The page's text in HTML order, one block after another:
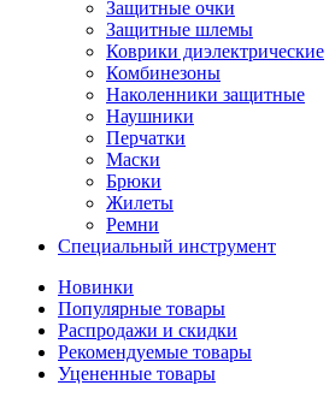
Защитные очки
Защитные шлемы
Коврики диэлектрические
Комбинезоны
Наколенники защитные
Наушники
Перчатки
Маски
Брюки
Жилеты
Ремни
Специальный инструмент
Новинки
Популярные товары
Распродажи и скидки
Рекомендуемые товары
Уцененные товары